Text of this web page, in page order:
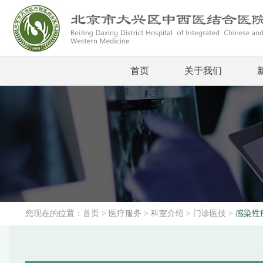
首页 关于我们
您现在的位置： 首页 > 医疗服务 > 科室介绍 > 门诊医技 > 感染性